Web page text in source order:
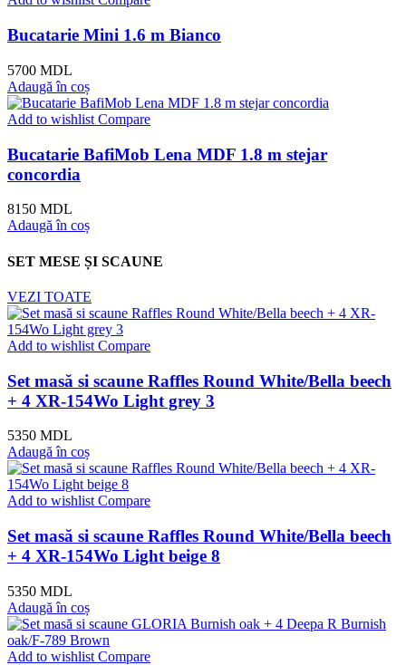
Bucatarie Mini 1.6 m Bianco
5700 MDL
Adaugă în coș
Add to wishlist Compare
Bucatarie BafiMob Lena MDF 1.8 m stejar
concordia
8150 MDL
Adaugă în coș
SET MESE ȘI SCAUNE
VEZI TOATE
Add to wishlist Compare
Set masă si scaune Raffles Round White/Bella beech
+ 4 XR-154Wo Light grey 3
5350 MDL
Adaugă în coș
Add to wishlist Compare
Set masă si scaune Raffles Round White/Bella beech
+ 4 XR-154Wo Light beige 8
5350 MDL
Adaugă în coș
Add to wishlist Compare